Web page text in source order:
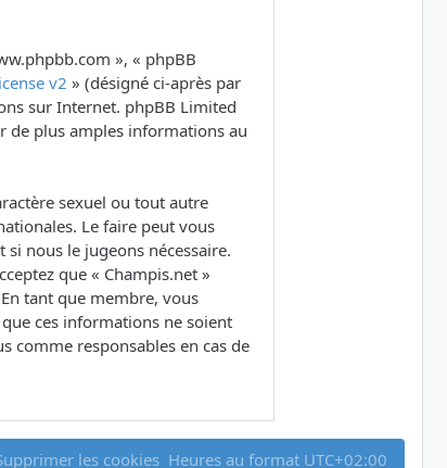
», « phpBB
v2 » (désigné ci-après par
sur Internet. phpBB Limited
de plus amples informations au
sexuel ou tout autre
Le faire peut vous
nous le jugeons nécessaire.
que « Champis.net »
tant que membre, vous
ces informations ne soient
comme responsables en cas de
les cookies Heures au format UTC+02:00